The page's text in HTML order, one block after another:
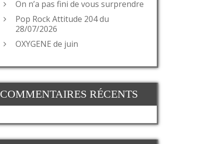
On n’a pas fini de vous surprendre
Pop Rock Attitude 204 du
28/07/2026
OXYGENE de juin
COMMENTAIRES RÉCENTS